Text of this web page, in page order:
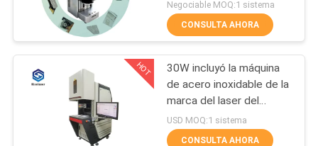
REALIDAD
VIRTUAL
NOSOTROS
cortadora industrial
del laser
11
de la joyería
Negociable MOQ:1 sistema
CONSULTA AHORA
HOT
30W incluyó la máquina
de acero inoxidable de la
marca del laser del
banco de trabajo grande
para los metales
USD MOQ:1 sistema
CONSULTA AHORA